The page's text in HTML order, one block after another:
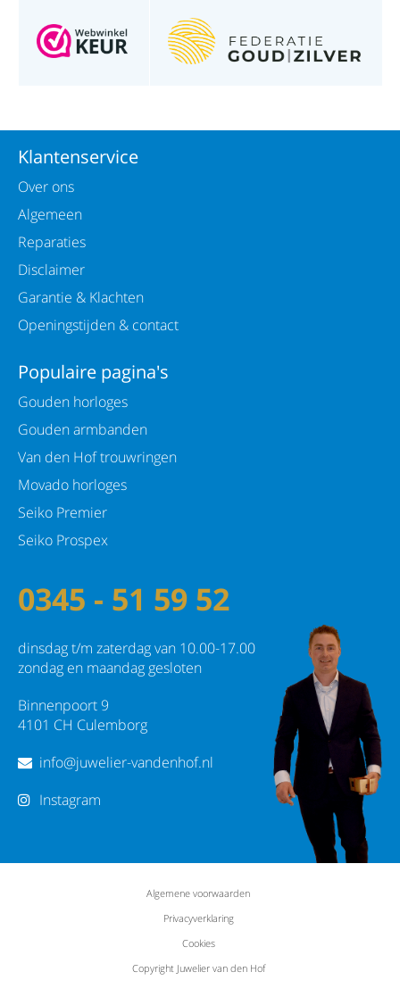
Klantenservice
Over ons
Algemeen
Reparaties
Disclaimer
Garantie & Klachten
Openingstijden & contact
Populaire pagina's
Gouden horloges
Gouden armbanden
Van den Hof trouwringen
Movado horloges
Seiko Premier
Seiko Prospex
0345 - 51 59 52
dinsdag t/m zaterdag van 10.00-17.00
zondag en maandag gesloten
Binnenpoort 9
4101 CH Culemborg
info@juwelier-vandenhof.nl
Instagram
Algemene voorwaarden
Privacyverklaring
Cookies
Copyright Juwelier van den Hof